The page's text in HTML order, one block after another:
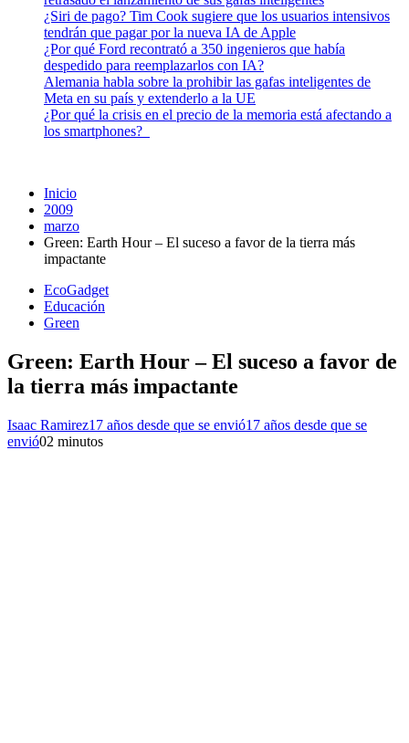
¿Siri de pago? Tim Cook sugiere que los usuarios intensivos
tendrán que pagar por la nueva IA de Apple
¿Por qué Ford recontrató a 350 ingenieros que había
despedido para reemplazarlos con IA?
Alemania habla sobre la prohibir las gafas inteligentes de
Meta en su país y extenderlo a la UE
¿Por qué la crisis en el precio de la memoria está afectando a
los smartphones?
Inicio
2009
marzo
Green: Earth Hour – El suceso a favor de la tierra más
impactante
EcoGadget
Educación
Green
Green: Earth Hour – El suceso a favor de
la tierra más impactante
Isaac Ramirez17 años desde que se envió17 años desde que se
envió02 minutos